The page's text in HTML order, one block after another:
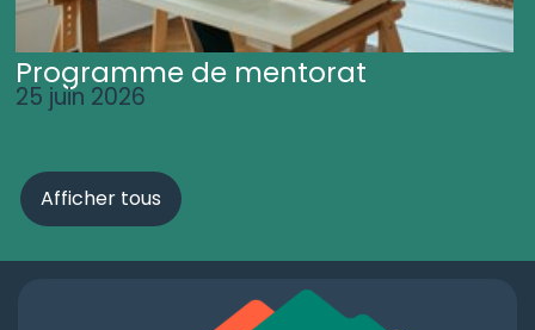
Programme de mentorat
25 juin 2026
Afficher tous